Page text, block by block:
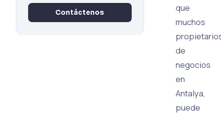
Contáctenos
que
muchos
de
negocios
en
Antalya,
puede